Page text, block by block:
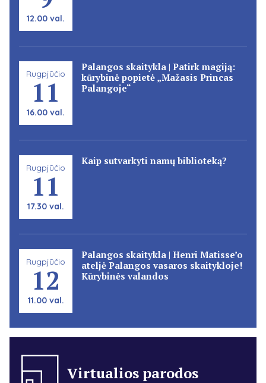
12.00 val.
Rugpjūčio
11
16.00 val.
Palangos skaitykla | Patirk magiją:
kūrybinė popietė „Mažasis Princas
Palangoje“
Rugpjūčio
11
17.30 val.
Kaip sutvarkyti namų biblioteką?
Rugpjūčio
12
11.00 val.
Palangos skaitykla | Henri Matisse’o
ateljė Palangos vasaros skaitykloje!
Kūrybinės valandos
Virtualios parodos